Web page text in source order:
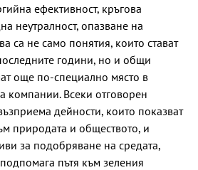
ефективност, кръгова
неутралност, опазване на
са не само понятия, които стават
години, но и общи
още по-специално място в
компании. Всеки отговорен
дейности, които показват
природата и обществото, и
за подобряване на средата,
пътя към зеления